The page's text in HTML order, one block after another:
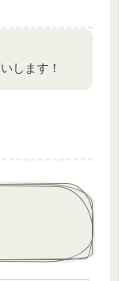
します！